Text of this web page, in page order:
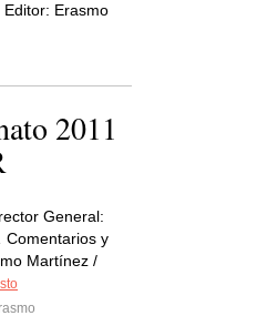
Erasmo
2011
General:
y
Martínez /